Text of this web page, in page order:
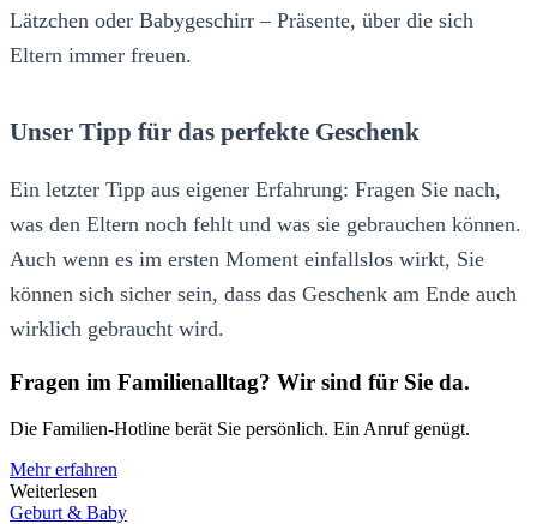
Lätzchen oder Babygeschirr – Präsente, über die sich
Eltern immer freuen.
Unser Tipp für das perfekte Geschenk
Ein letzter Tipp aus eigener Erfahrung: Fragen Sie nach,
was den Eltern noch fehlt und was sie gebrauchen können.
Auch wenn es im ersten Moment einfallslos wirkt, Sie
können sich sicher sein, dass das Geschenk am Ende auch
wirklich gebraucht wird.
Fragen im Familienalltag? Wir sind für Sie da.
Die Familien-Hotline berät Sie persönlich. Ein Anruf genügt.
Mehr erfahren
Weiterlesen
Geburt & Baby